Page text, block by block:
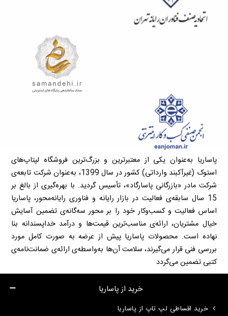
پاساریا به‌عنوان یکی از معتبرترین و بزرگ‌ترین فروشگاه لپتاپ‌های
استوک (غیرآکبند وارداتی) کشور در سال 1399، به‌عنوان شرکت تابعه‌ی
شرکت مادر «بازرگانی پاسارگاد»، تأسیس گردید. با بهره‌گیری از بالغ بر
15 سال سابقه‌ی فعالیت در بازار رایانه و فناوری رایانه‌محور، پاساریا
اساس فعالیت و کسب‌وکار خود را بر محور سه‌گانه‌ی تضمین آسایش
خیال مشتریان، ارائه‌ی مناسب‌ترین قیمت‌ها و درآمد خداپسندانه بنا
نهاده است. محصولات پاساریا پیش از عرضه به صورت کامل مورد
بررسی فنی قرار می‌گیرند، سلامت آن‌ها به‌واسطه‌ی ارائه‌ی ضمانت‌نامه‌ی
کتبی تضمین می‌گردد
خرید از پاساریا
خرید اقساطی لپ تاپ از پاساریا